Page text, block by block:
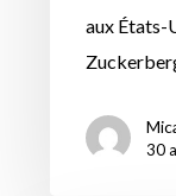
aux États-
30